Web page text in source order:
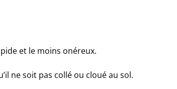
et le moins onéreux.
ne soit pas collé ou cloué au sol.